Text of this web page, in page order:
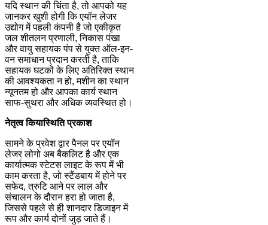
यदि स्थान की चिंता है, तो आपको यह
जानकर खुशी होगी कि एयॉन लेजर
उद्योग में पहली कंपनी है जो एकीकृत
जल शीतलन प्रणाली, निकास पंखा
और वायु सहायक पंप से युक्त ऑल-इन-
वन समाधान प्रदान करती है, ताकि
सहायक घटकों के लिए अतिरिक्त स्थान
की आवश्यकता न हो, मशीन का स्थान
न्यूनतम हो और आपका कार्य स्थान
साफ-सुथरा और अधिक व्यवस्थित हो।
नेतृत्व कियास्थिति प्रकाश
सामने के प्रवेश द्वार पैनल पर एयॉन
लेजर लोगो अब बैकलिट है और एक
कार्यात्मक स्टेटस लाइट के रूप में भी
काम करता है, जो स्टैंडबाय में होने पर
सफेद, त्रुटि आने पर लाल और
संचालन के दौरान हरा हो जाता है,
जिससे पहले से ही शानदार डिजाइन में
रूप और कार्य दोनों जुड़ जाते हैं।